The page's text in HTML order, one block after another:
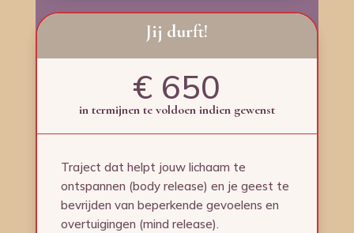
Jij durft!
€ 650
in termijnen te voldoen indien gewenst
Traject dat helpt jouw lichaam te
ontspannen (body release) en je geest te
bevrijden van beperkende gevoelens en
overtuigingen (mind release).